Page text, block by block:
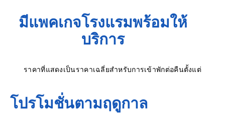
มีแพคเกจโรงแรมพร้อมให้
บริการ
ราคาที่แสดงเป็นราคาเฉลี่ยสำหรับการเข้าพักต่อคืนตั้งแต่
โปรโมชั่นตามฤดูกาล